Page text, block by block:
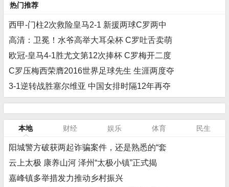
热门推荐
西甲-门柱2次救险皇马2-1 新援两球C罗两中
高清：卫冕！水爷高举大耳朵杯 C罗吐舌卖萌
欧冠-皇马4-1胜尤文第12次捧杯 C罗梅开二度
C罗压梅西荣膺2016世界足球先生 生涯两度夺
3-1逆转战胜塞尔维亚 中国女排时隔12年再夺
本地 财经 娱乐 体育 民生
阳城警方破获两起诈骗案件，还是熟悉的“套
云上太极 康养山河 泽州“太极小镇”正式揭
嘉峰镇多举措发力推动乡村振兴